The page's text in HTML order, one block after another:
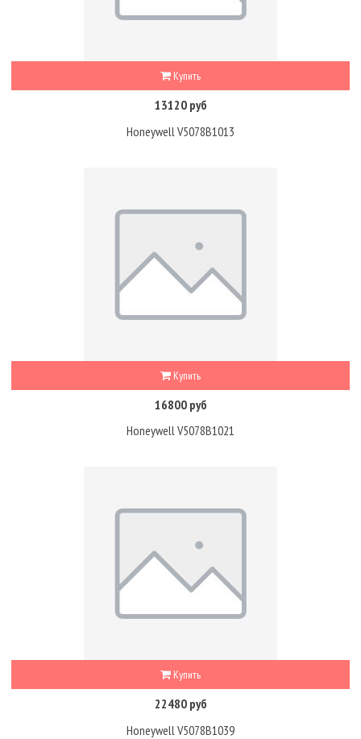
Купить
13120 руб
Honeywell V5078B1013
Купить
16800 руб
Honeywell V5078B1021
Купить
22480 руб
Honeywell V5078B1039